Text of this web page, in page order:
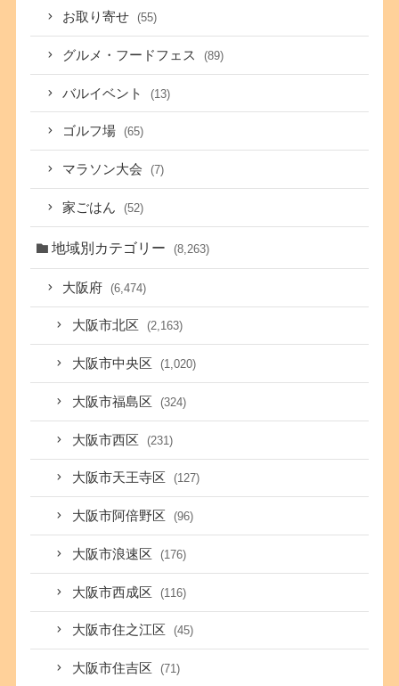
お取り寄せ (55)
グルメ・フードフェス (89)
バルイベント (13)
ゴルフ場 (65)
マラソン大会 (7)
家ごはん (52)
地域別カテゴリー (8,263)
大阪府 (6,474)
大阪市北区 (2,163)
大阪市中央区 (1,020)
大阪市福島区 (324)
大阪市西区 (231)
大阪市天王寺区 (127)
大阪市阿倍野区 (96)
大阪市浪速区 (176)
大阪市西成区 (116)
大阪市住之江区 (45)
大阪市住吉区 (71)